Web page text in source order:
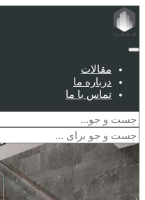
مقالات
درباره ما
تماس با ما